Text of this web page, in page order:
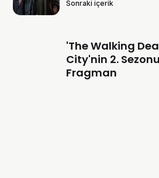
Sonraki içerik
'The Walking
City'nin 2.
Fragman